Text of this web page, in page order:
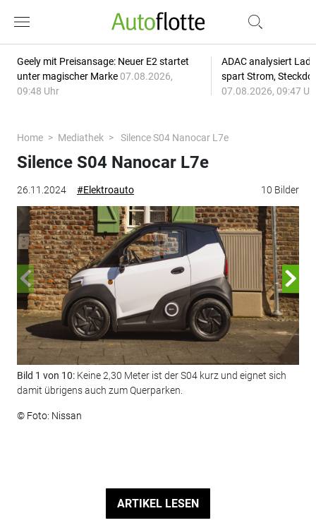
Geely mit Preisansage: Neuer E2 startet
unter magischer Marke 07.08.2026,
09:48 Uhr
ADAC analysiert
spart Strom,
07.08.2026, 09:47
Home Mediathek Silence S04 Nanocar L7e
26.11.2024 #Elektroauto 10 Bilder
Silence S04 Nanocar L7e
Bild 1 von 10: Keine 2,30 Meter ist der S04 kurz und eignet sich
damit übrigens auch zum Querparken.
© Foto: Nissan
ARTIKEL LESEN